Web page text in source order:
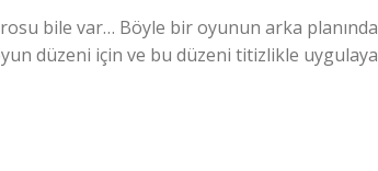
bile var… Böyle bir oyunun arka
düzeni için ve bu düzeni titizlikle